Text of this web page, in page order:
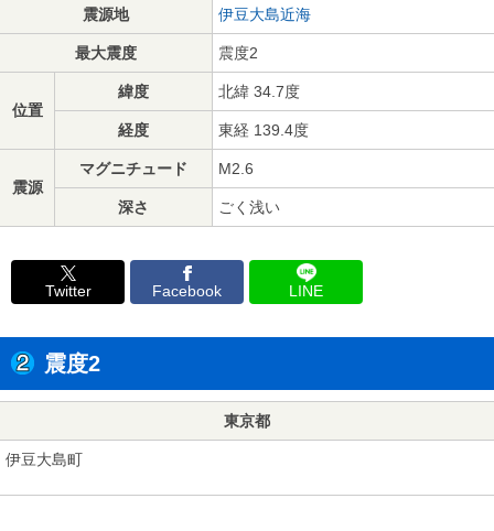
震源地 伊豆大島近海
最大震度 震度2
位置
緯度 北緯 34.7度
経度 東経 139.4度
震源
マグニチュード M2.6
深さ ごく浅い
Twitter Facebook LINE
震度2
東京都
伊豆大島町